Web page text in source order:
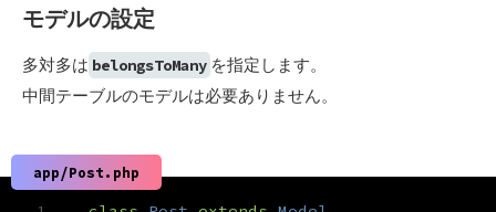
モデルの設定
多対多は belongsToMany を指定します。
中間テーブルのモデルは必要ありません。
app/Post.php